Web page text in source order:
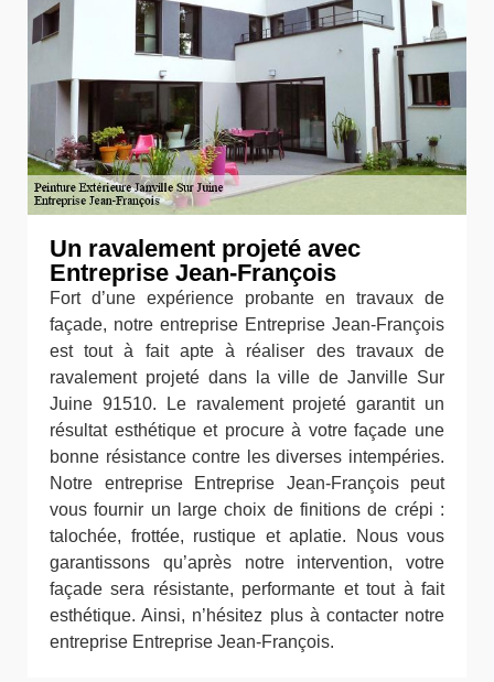
Un ravalement projeté avec
Entreprise Jean-François
Fort d’une expérience probante en travaux de
façade, notre entreprise Entreprise Jean-François
est tout à fait apte à réaliser des travaux de
ravalement projeté dans la ville de Janville Sur
Juine 91510. Le ravalement projeté garantit un
résultat esthétique et procure à votre façade une
bonne résistance contre les diverses intempéries.
Notre entreprise Entreprise Jean-François peut
vous fournir un large choix de finitions de crépi :
talochée, frottée, rustique et aplatie. Nous vous
garantissons qu’après notre intervention, votre
façade sera résistante, performante et tout à fait
esthétique. Ainsi, n’hésitez plus à contacter notre
entreprise Entreprise Jean-François.